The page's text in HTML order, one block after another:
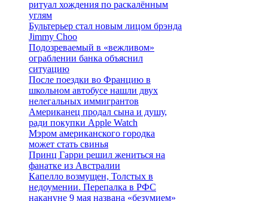
ритуал хождения по раскалённым
углям
Бультерьер стал новым лицом брэнда
Jimmy Choo
Подозреваемый в «вежливом»
ограблении банка объяснил
ситуацию
После поездки во Францию в
школьном автобусе нашли двух
нелегальных иммигрантов
Американец продал сына и душу,
ради покупки Apple Watch
Мэром американского городка
может стать свинья
Принц Гарри решил жениться на
фанатке из Австралии
Капелло возмущен, Толстых в
недоумении. Перепалка в РФС
накануне 9 мая названа «безумием»